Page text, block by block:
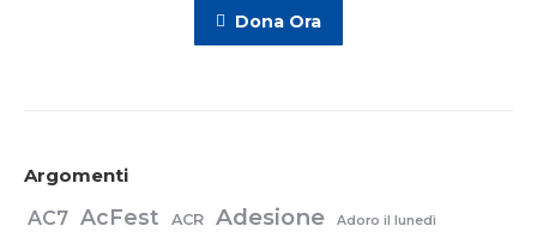
Dona Ora
Argomenti
AC7 AcFest ACR Adesione Adoro il lunedì